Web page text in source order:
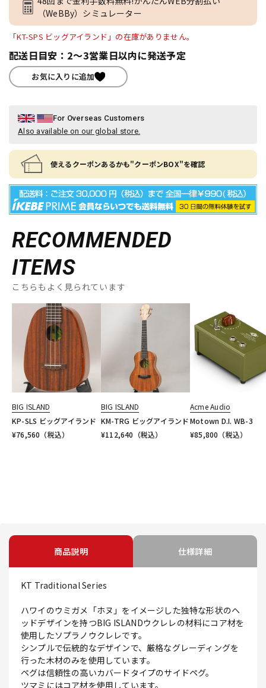
（WeBBy）シミュレーター
「KT-SPS ビッグアイランド」の在庫がありません。
配送日目安：2～3営業日以内に発送予定
お気に入りに追加
For Overseas Customers
Also available on our global store.
使えるクーポンあるかも"クーポンBOX"を確認
RECOMMENDED
ITEMS
こちらもよく見られています
BIG ISLAND
KP-SLS ビッグアイランド
¥76,560 （税込）
BIG ISLAND
KM-TRG ビッグアイランド
¥112,640 （税込）
Acme Audio
Motown D.I. WB-3
¥85,800 （税込）
商品説明 仕様詳細
KT Traditional Series
ハワイのウミガメ「ホヌ」をイメージした独特な形状のヘ
ッドデザインを持つBIG ISLANDウクレレの材料にコア材を
使用したソプラノウクレレです。
シンプルで伝統的なデザインで、厳格なグレーディングを
行った木材のみを使用しています。
ペグは信頼性の高いカバードタイプのサイドペグ。
ツマミにはコア材を使用しています。